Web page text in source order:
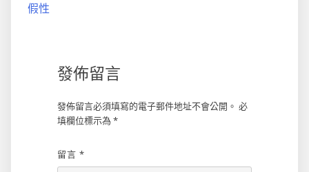
假性
發佈留言
發佈留言必須填寫的電子郵件地址不會公開。 必
填欄位標示為 *
留言 *